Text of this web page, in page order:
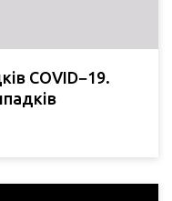
COVID−19.